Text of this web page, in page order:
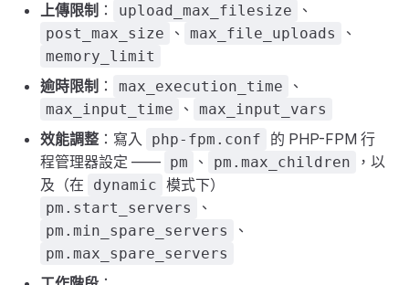
上傳限制 ： upload_max_filesize 、
post_max_size 、 max_file_uploads 、
memory_limit
逾時限制 ： max_execution_time 、
max_input_time 、 max_input_vars
效能調整 ：寫入 php-fpm.conf
的 PHP-FPM 行
程管理器設定 —— pm 、 pm.max_children
，以
及（在
dynamic 模式下）
pm.start_servers 、
pm.min_spare_servers 、
pm.max_spare_servers